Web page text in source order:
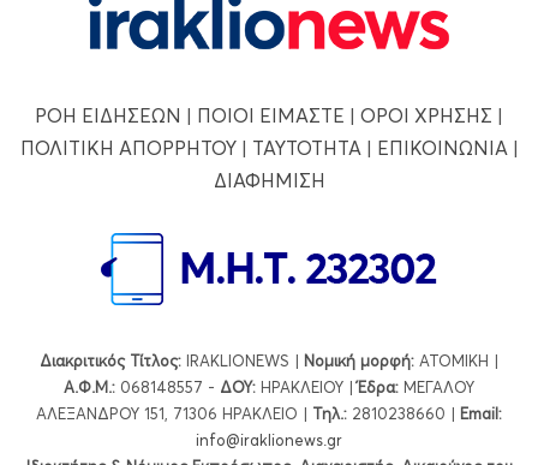
ΡΟΗ ΕΙΔΗΣΕΩΝ | ΠΟΙΟΙ ΕΙΜΑΣΤΕ | ΟΡΟΙ ΧΡΗΣΗΣ |
ΠΟΛΙΤΙΚΗ ΑΠΟΡΡΗΤΟΥ| ΤΑΥΤΟΤΗΤΑ| ΕΠΙΚΟΙΝΩΝΙΑ|
ΔΙΑΦΗΜΙΣΗ
Διακριτικός Τίτλος: IRAKLIONEWS | Νομική μορφή: ΑΤΟΜΙΚΗ |
Α.Φ.Μ.: 068148557 - ΔΟΥ: ΗΡΑΚΛΕΙΟΥ |Έδρα: ΜΕΓΑΛΟΥ
ΑΛΕΞΑΝΔΡΟΥ 151, 71306 ΗΡΑΚΛΕΙΟ | Τηλ.: 2810238660 | Εmail:
info@iraklionews.gr